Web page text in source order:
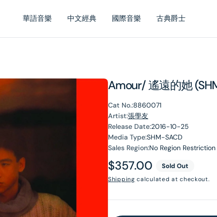
華語音樂 中文經典 國際音樂 古典爵士
Amour/ 遙遠的她
Cat No.:8860071
Artist:張學友
Release Date:2016-10-25
Media Type:SHM-SACD
Sales Region:No Region Restriction
Regular
price
$357.00 Sold Out
Shipping calculated at checkout.